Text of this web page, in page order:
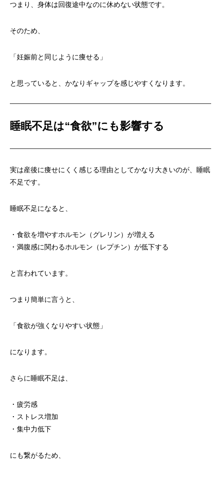
つまり、身体は回復途中なのに休めない状態です。
そのため、
「妊娠前と同じように痩せる」
と思っていると、かなりギャップを感じやすくなります。
睡眠不足は“食欲”にも影響する
実は産後に痩せにくく感じる理由としてかなり大きいのが、睡眠
不足です。
睡眠不足になると、
・食欲を増やすホルモン（グレリン）が増える
・満腹感に関わるホルモン（レプチン）が低下する
と言われています。
つまり簡単に言うと、
「食欲が強くなりやすい状態」
になります。
さらに睡眠不足は、
・疲労感
・ストレス増加
・集中力低下
にも繋がるため、